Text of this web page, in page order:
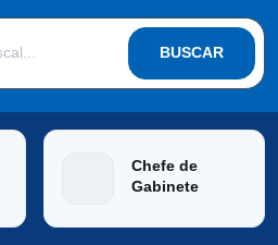
BUSCAR
Chefe de
Gabinete